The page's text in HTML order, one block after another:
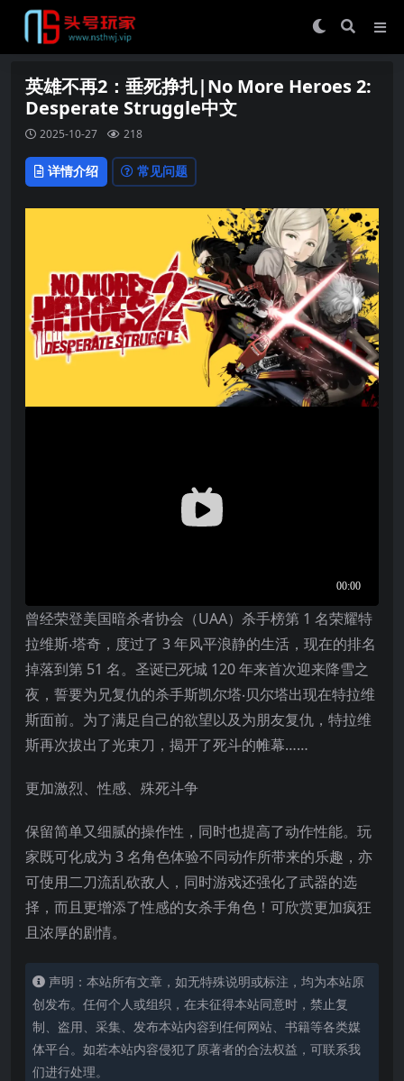
英雄不再2：垂死挣扎|No More Heroes 2:
Desperate Struggle中文
2025-10-27 218
详情介绍 常见问题
曾经荣登美国暗杀者协会（UAA）杀手榜第 1 名荣耀特
拉维斯‧塔奇，度过了 3 年风平浪静的生活，现在的排名
掉落到第 51 名。圣诞已死城 120 年来首次迎来降雪之
夜，誓要为兄复仇的杀手斯凯尔塔‧贝尔塔出现在特拉维
斯面前。为了满足自己的欲望以及为朋友复仇，特拉维
斯再次拔出了光束刀，揭开了死斗的帷幕……
更加激烈、性感、殊死斗争
保留简单又细腻的操作性，同时也提高了动作性能。玩
家既可化成为 3 名角色体验不同动作所带来的乐趣，亦
可使用二刀流乱砍敌人，同时游戏还强化了武器的选
择，而且更增添了性感的女杀手角色！可欣赏更加疯狂
且浓厚的剧情。
声明：本站所有文章，如无特殊说明或标注，均为本站原
创发布。任何个人或组织，在未征得本站同意时，禁止复
制、盗用、采集、发布本站内容到任何网站、书籍等各类媒
体平台。如若本站内容侵犯了原著者的合法权益，可联系我
们进行处理。